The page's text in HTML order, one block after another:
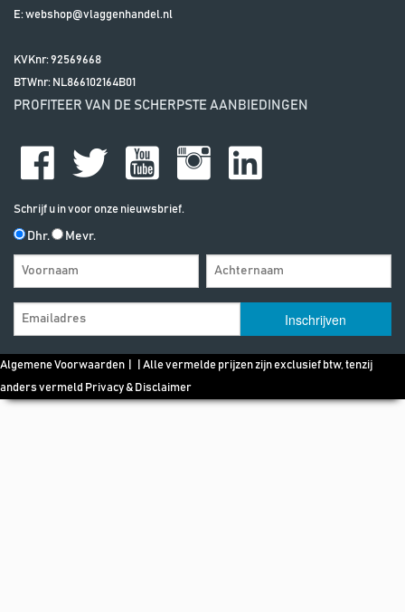
E:webshop@vlaggenhandel.nl
KVKnr: 92569668
BTWnr: NL866102164B01
PROFITEER VAN DE SCHERPSTE AANBIEDINGEN
Schrijf u in voor onze nieuwsbrief.
Dhr. Mevr.
Algemene Voorwaarden | | Alle vermelde prijzen zijn exclusief btw, tenzij
anders vermeld Privacy & Disclaimer